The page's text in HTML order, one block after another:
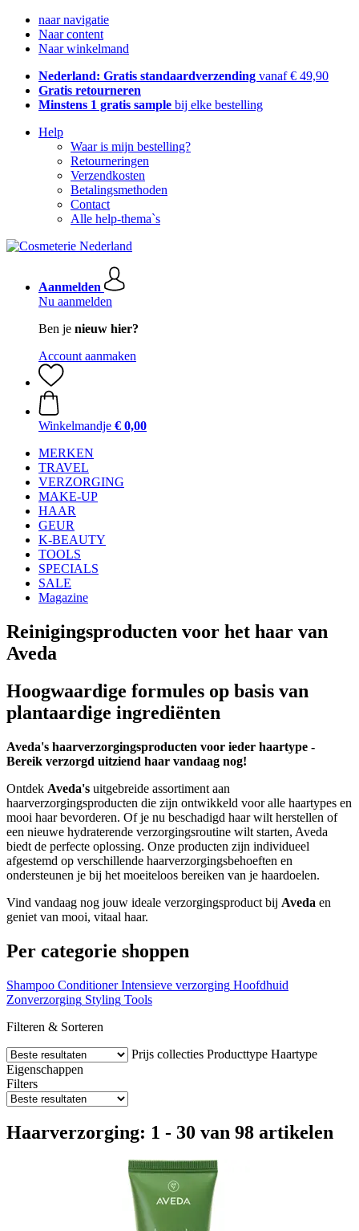
naar navigatie
Naar content
Naar winkelmand
Nederland: Gratis standaardverzending vanaf € 49,90
Gratis retourneren
Minstens 1 gratis sample bij elke bestelling
Help
Waar is mijn bestelling?
Retourneringen
Verzendkosten
Betalingsmethoden
Contact
Alle help-thema`s
Aanmelden
Nu aanmelden
Ben je nieuw hier?
Account aanmaken
Winkelmandje € 0,00
MERKEN
TRAVEL
VERZORGING
MAKE-UP
HAAR
GEUR
K-BEAUTY
TOOLS
SPECIALS
SALE
Magazine
Reinigingsproducten voor het haar van
Aveda
Hoogwaardige formules op basis van
plantaardige ingrediënten
Aveda's haarverzorgingsproducten voor ieder haartype -
Bereik verzorgd uitziend haar vandaag nog!
Ontdek Aveda's uitgebreide assortiment aan
haarverzorgingsproducten die zijn ontwikkeld voor alle haartypes en
mooi haar bevorderen. Of je nu beschadigd haar wilt herstellen of
een nieuwe hydraterende verzorgingsroutine wilt starten, Aveda
biedt de perfecte oplossing. Onze producten zijn individueel
afgestemd op verschillende haarverzorgingsbehoeften en
ondersteunen je bij het moeiteloos bereiken van je haardoelen.
Vind vandaag nog jouw ideale verzorgingsproduct bij Aveda en
geniet van mooi, vitaal haar.
Per categorie shoppen
Shampoo Conditioner Intensieve verzorging Hoofdhuid
Zonverzorging Styling Tools
Filteren & Sorteren
Prijs collecties Producttype Haartype
Eigenschappen
Filters
Haarverzorging: 1 - 30 van 98 artikelen